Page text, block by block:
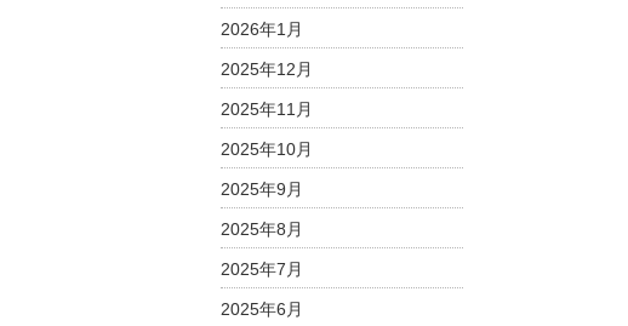
2026年1月
2025年12月
2025年11月
2025年10月
2025年9月
2025年8月
2025年7月
2025年6月